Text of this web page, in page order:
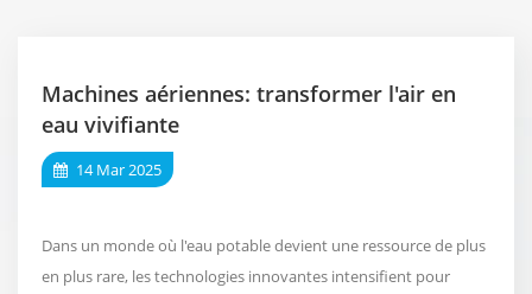
Machines aériennes: transformer l'air en
eau vivifiante
14 Mar 2025
Dans un monde où l'eau potable devient une ressource de plus
en plus rare, les technologies innovantes intensifient pour